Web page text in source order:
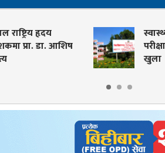
स्वास्थ्य शिक्षाको स्नातक तह प्रवेश
परीक्षा, साउन २५ देखि आवेदन